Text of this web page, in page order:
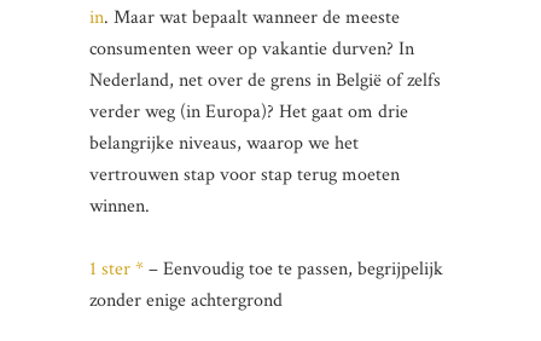
in. Maar wat bepaalt wanneer de meeste
consumenten weer op vakantie durven? In
Nederland, net over de grens in België of zelfs
verder weg (in Europa)? Het gaat om drie
belangrijke niveaus, waarop we het
vertrouwen stap voor stap terug moeten
winnen.
1 ster *– Eenvoudig toe te passen, begrijpelijk
zonder enige achtergrond